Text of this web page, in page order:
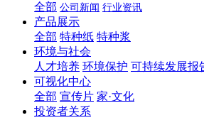
全部 公司新闻 行业资讯
产品展示
全部 特种纸 特种浆
环境与社会
人才培养 环境保护 可持续发展报
可视化中心
全部 宣传片 家·文化
投资者关系